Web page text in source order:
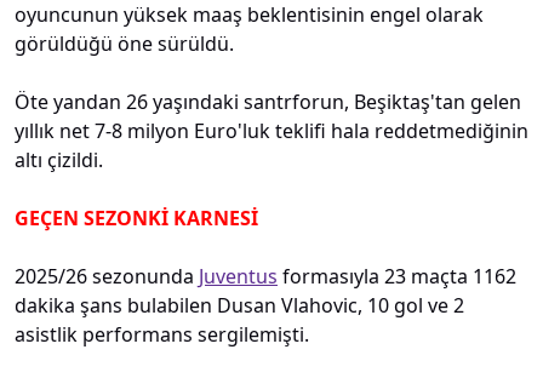
oyuncunun yüksek maaş beklentisinin engel olarak
görüldüğü öne sürüldü.
Öte yandan 26 yaşındaki santrforun, Beşiktaş'tan gelen
yıllık net 7-8 milyon Euro'luk teklifi hala reddetmediğinin
altı çizildi.
GEÇEN SEZONKİ KARNESİ
2025/26 sezonunda Juventus formasıyla 23 maçta 1162
dakika şans bulabilen Dusan Vlahovic, 10 gol ve 2
asistlik performans sergilemişti.